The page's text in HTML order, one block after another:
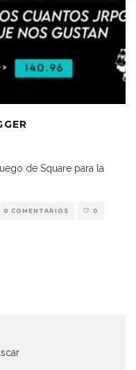
de Square para la
0 COMENTARIOS 0